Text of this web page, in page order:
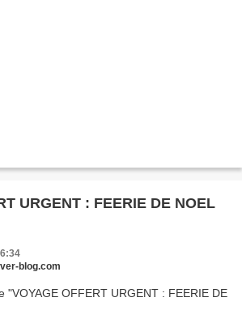
URGENT : FEERIE DE NOEL
blog.com